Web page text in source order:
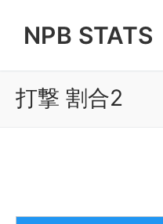
NPB STATS
打撃 割合2